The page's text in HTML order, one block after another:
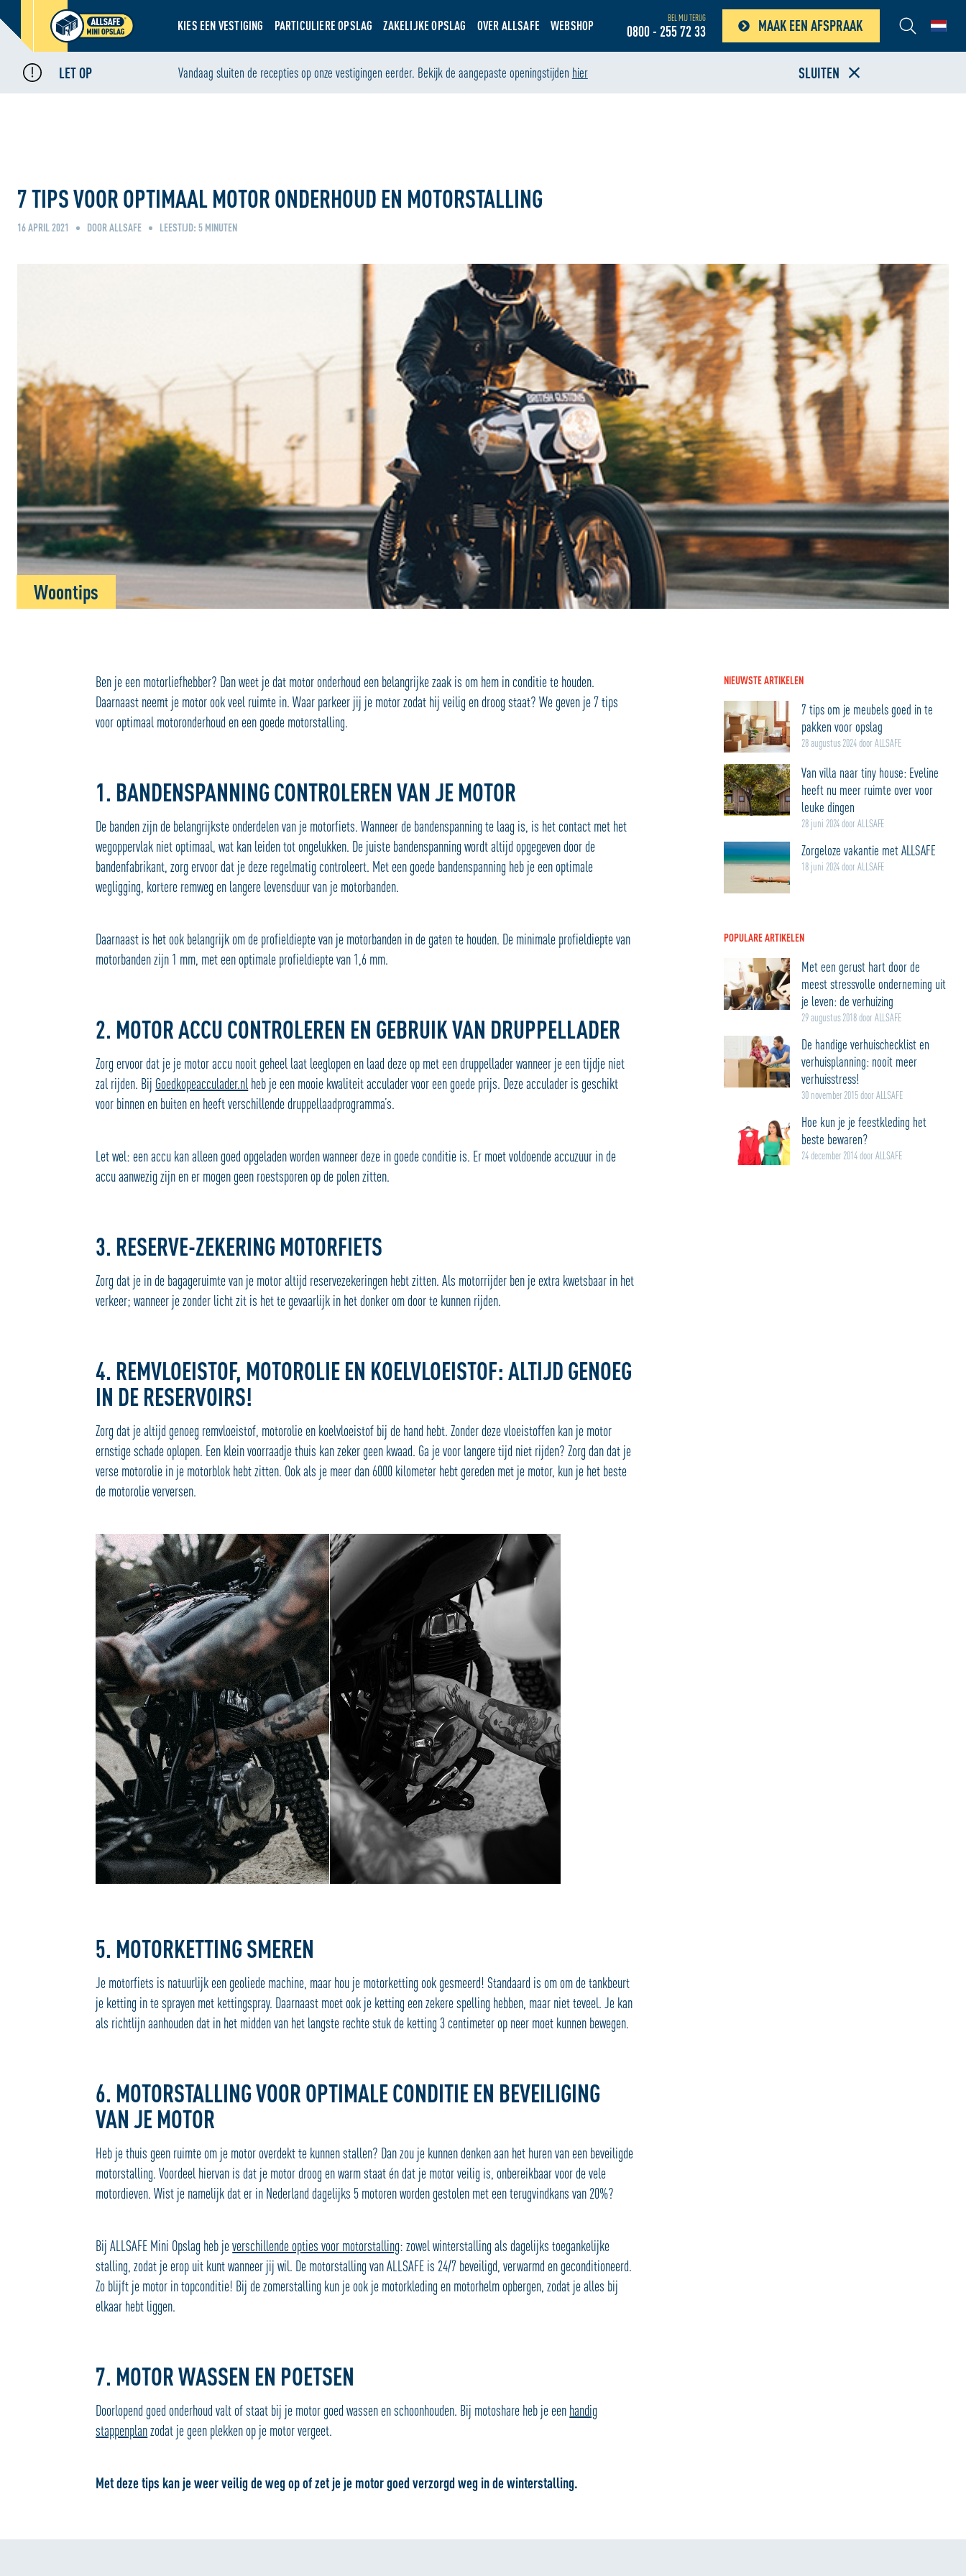
KIES EEN VESTIGING PARTICULIERE OPSLAG ZAKELIJKE OPSLAG OVER ALLSAFE WEBSHOP
BEL MIJ TERUG
0800 - 255 72 33 MAAK EEN AFSPRAAK
LET OP Vandaag sluiten de recepties op onze vestigingen eerder. Bekijk de aangepaste openingstijden hier SLUITEN
Home Blog • 7 tips voor optimaal motor onderhoud en motorstalling
7 TIPS VOOR OPTIMAAL MOTOR ONDERHOUD EN MOTORSTALLING
16 APRIL 2021 DOOR ALLSAFE LEESTIJD: 5 MINUTEN
Woontips
Ben je een motorliefhebber? Dan weet je dat motor onderhoud een belangrijke zaak is om hem in conditie te houden.
Daarnaast neemt je motor ook veel ruimte in. Waar parkeer jij je motor zodat hij veilig en droog staat? We geven je 7 tips
voor optimaal motoronderhoud en een goede motorstalling.
1. BANDENSPANNING CONTROLEREN VAN JE MOTOR
De banden zijn de belangrijkste onderdelen van je motorfiets. Wanneer de bandenspanning te laag is, is het contact met het
wegoppervlak niet optimaal, wat kan leiden tot ongelukken. De juiste bandenspanning wordt altijd opgegeven door de
bandenfabrikant, zorg ervoor dat je deze regelmatig controleert. Met een goede bandenspanning heb je een optimale
wegligging, kortere remweg en langere levensduur van je motorbanden.
Daarnaast is het ook belangrijk om de profieldiepte van je motorbanden in de gaten te houden. De minimale profieldiepte van
motorbanden zijn 1 mm, met een optimale profieldiepte van 1,6 mm.
2. MOTOR ACCU CONTROLEREN EN GEBRUIK VAN DRUPPELLADER
Zorg ervoor dat je je motor accu nooit geheel laat leeglopen en laad deze op met een druppellader wanneer je een tijdje niet
zal rijden. Bij Goedkopeacculader.nl heb je een mooie kwaliteit acculader voor een goede prijs. Deze acculader is geschikt
voor binnen en buiten en heeft verschillende druppellaadprogramma’s.
Let wel: een accu kan alleen goed opgeladen worden wanneer deze in goede conditie is. Er moet voldoende accuzuur in de
accu aanwezig zijn en er mogen geen roestsporen op de polen zitten.
3. RESERVE-ZEKERING MOTORFIETS
Zorg dat je in de bagageruimte van je motor altijd reservezekeringen hebt zitten. Als motorrijder ben je extra kwetsbaar in het
verkeer; wanneer je zonder licht zit is het te gevaarlijk in het donker om door te kunnen rijden.
4. REMVLOEISTOF, MOTOROLIE EN KOELVLOEISTOF: ALTIJD GENOEG
IN DE RESERVOIRS!
Zorg dat je altijd genoeg remvloeistof, motorolie en koelvloeistof bij de hand hebt. Zonder deze vloeistoffen kan je motor
ernstige schade oplopen. Een klein voorraadje thuis kan zeker geen kwaad. Ga je voor langere tijd niet rijden? Zorg dan dat je
verse motorolie in je motorblok hebt zitten. Ook als je meer dan 6000 kilometer hebt gereden met je motor, kun je het beste
de motorolie verversen.
5. MOTORKETTING SMEREN
Je motorfiets is natuurlijk een geoliede machine, maar hou je motorketting ook gesmeerd! Standaard is om om de tankbeurt
je ketting in te sprayen met kettingspray. Daarnaast moet ook je ketting een zekere spelling hebben, maar niet teveel. Je kan
als richtlijn aanhouden dat in het midden van het langste rechte stuk de ketting 3 centimeter op neer moet kunnen bewegen.
6. MOTORSTALLING VOOR OPTIMALE CONDITIE EN BEVEILIGING
VAN JE MOTOR
Heb je thuis geen ruimte om je motor overdekt te kunnen stallen? Dan zou je kunnen denken aan het huren van een beveiligde
motorstalling. Voordeel hiervan is dat je motor droog en warm staat én dat je motor veilig is, onbereikbaar voor de vele
motordieven. Wist je namelijk dat er in Nederland dagelijks 5 motoren worden gestolen met een terugvindkans van 20%?
Bij ALLSAFE Mini Opslag heb jeverschillende opties voor motorstalling: zowel winterstalling als dagelijks toegankelijke
stalling, zodat je erop uit kunt wanneer jij wil. De motorstalling van ALLSAFE is 24/7 beveiligd, verwarmd en geconditioneerd.
Zo blijft je motor in topconditie! Bij de zomerstalling kun je ook je motorkleding en motorhelm opbergen, zodat je alles bij
elkaar hebt liggen.
7. MOTOR WASSEN EN POETSEN
Doorlopend goed onderhoud valt of staat bij je motor goed wassen en schoonhouden. Bij motoshare heb je een handig
stappenplanzodat je geen plekken op je motor vergeet.
Met deze tips kan je weer veilig de weg op of zet je je motor goed verzorgd weg in de winterstalling.
NIEUWSTE ARTIKELEN
7 tips om je meubels goed in te
pakken voor opslag
28 augustus 2024 door ALLSAFE
Van villa naar tiny house: Eveline
heeft nu meer ruimte over voor
leuke dingen
28 juni 2024 door ALLSAFE
Zorgeloze vakantie met ALLSAFE
18 juni 2024 door ALLSAFE
POPULARE ARTIKELEN
Met een gerust hart door de
meest stressvolle onderneming uit
je leven: de verhuizing
29 augustus 2018 door ALLSAFE
De handige verhuischecklist en
verhuisplanning: nooit meer
verhuisstress!
30 november 2015 door ALLSAFE
Hoe kun je je feestkleding het
beste bewaren?
24 december 2014 door ALLSAFE